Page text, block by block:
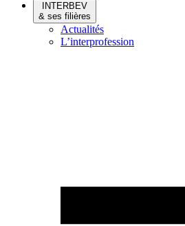
INTERBEV
& ses filières
Actualités
L’interprofession